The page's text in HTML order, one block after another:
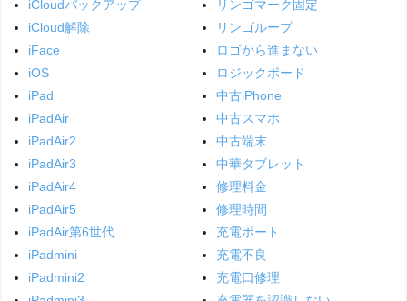
iCloudバックアップ
iCloud解除
iFace
iOS
iPad
iPadAir
iPadAir2
iPadAir3
iPadAir4
iPadAir5
iPadAir第6世代
iPadmini
iPadmini2
リンゴマーク固定
リンゴループ
ロゴから進まない
ロジックボード
中古iPhone
中古スマホ
中古端末
中華タブレット
修理料金
修理時間
充電ポート
充電不良
充電口修理